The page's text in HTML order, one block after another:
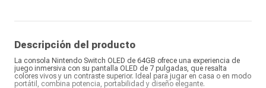
descargable relacionado.
Sensores: Acelerómetro, giroscopio y sensor de brillo
Color: Blanco
Salida de video: Hasta 1080p via HDMI en TV
Batería:4310 mAh
Duración de batería:4.5 a 9 horas
Descripción del producto
La consola Nintendo Switch OLED de 64GB ofrece una experiencia de
juego inmersiva con su pantalla OLED de 7 pulgadas, que resalta
colores vivos y un contraste superior. Ideal para jugar en casa o en modo
portátil, combina potencia, portabilidad y diseño elegante.